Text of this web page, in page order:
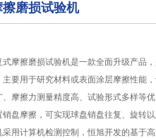
磨损试验机
摩擦磨损试验机是一款全面升级产品
要用于研究材料或表面涂层摩擦性能
摩擦力测量精度高、试验形式多样等
盘摩擦，可实现球盘销盘往复、旋转
用计算机检测控制，恒旭开发的基于